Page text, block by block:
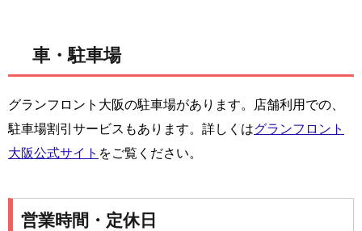
車・駐車場
グランフロント大阪の駐車場があります。店舗利用での、
駐車場割引サービスもあります。詳しくはグランフロント
大阪公式サイト をご覧ください。
営業時間・定休日